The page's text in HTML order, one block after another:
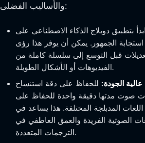
والأساليب الفضلى:
ابدأ بتطبيق دوبلاج الذكاء الاصطناعي على
الجمهور. يمكن أن يوفر هذا رؤى
قبل التوسع إلى سلسلة كاملة من
الفيديوهات أو الأشكال الطويلة.
الجودة: للحفاظ على دقة استنساخ
صوت مدتها دقيقة واحدة للحفاظ على
المدبلجة المختلفة. هذا يساعد في
الصوتية الفريدة والعمق العاطفي في
الترجمات المتعددة.